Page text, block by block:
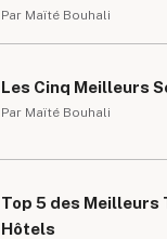
Par Maïté Bouhali
Les Cinq Meilleurs
Par Maïté Bouhali
Top 5 des Meilleurs
Hôtels